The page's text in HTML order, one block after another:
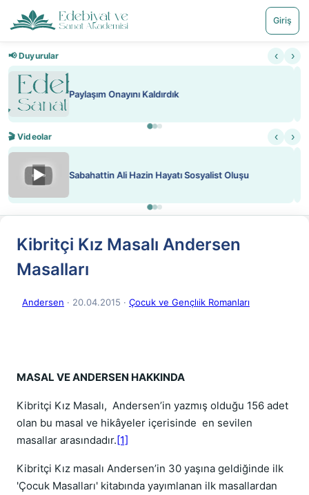
Giriş
📢 Duyurular ‹ ›
Nadir içeriklere kısıtlama ve kredi sistemi getirildi
🎬 Videolar ‹ ›
▶ ATEŞ YAKMAK KONU ÖZET J. LONDON
Kibritçi Kız Masalı Andersen
Masalları
Andersen · 20.04.2015 · Çocuk ve Gençlıik Romanları
MASAL VE ANDERSEN HAKKINDA
Kibritçi Kız Masalı, Andersen’in yazmış olduğu 156 adet
olan bu masal ve hikâyeler içerisinde en sevilen
masallar arasındadır.[1]
Kibritçi Kız masalı Andersen’in 30 yaşına geldiğinde ilk
'Çocuk Masalları' kitabında yayımlanan ilk masallardan